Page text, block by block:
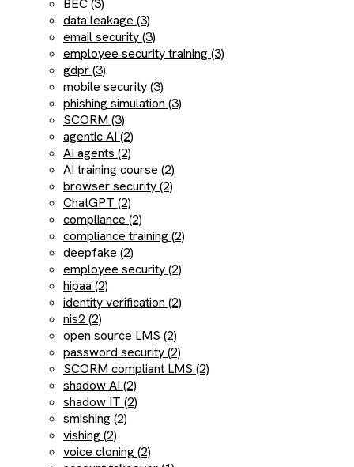
BEC (3)
data leakage (3)
email security (3)
employee security training (3)
gdpr (3)
mobile security (3)
phishing simulation (3)
SCORM (3)
agentic AI (2)
AI agents (2)
AI training course (2)
browser security (2)
ChatGPT (2)
compliance (2)
compliance training (2)
deepfake (2)
employee security (2)
hipaa (2)
identity verification (2)
nis2 (2)
open source LMS (2)
password security (2)
SCORM compliant LMS (2)
shadow AI (2)
shadow IT (2)
smishing (2)
vishing (2)
voice cloning (2)